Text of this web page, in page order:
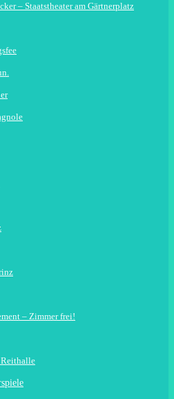
– Staatstheater am Gärtnerplatz
– Zimmer frei!